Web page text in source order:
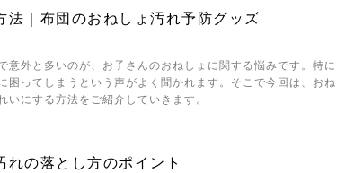
｜布団のおねしょ汚れ予防グッズ
意外と多いのが、お子さんのおねしょに関する悩みです。特に
困ってしまうという声がよく聞かれます。そこで今回は、おね
にする方法をご紹介していきます。
の落とし方のポイント